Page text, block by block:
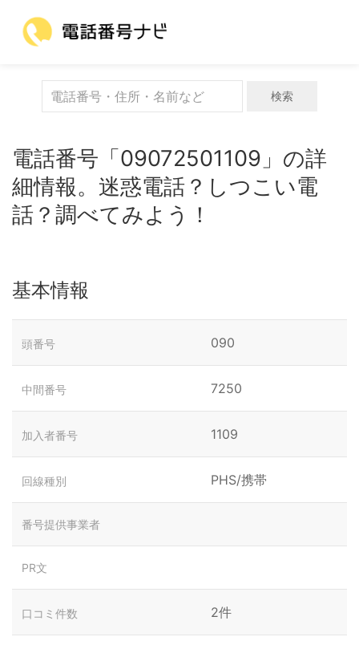
検索
電話番号「09072501109」の詳
細情報。迷惑電話？しつこい電
話？調べてみよう！
基本情報
頭番号 090
中間番号 7250
加入者番号 1109
回線種別 PHS/携帯
番号提供事業者
PR文
口コミ件数 2件